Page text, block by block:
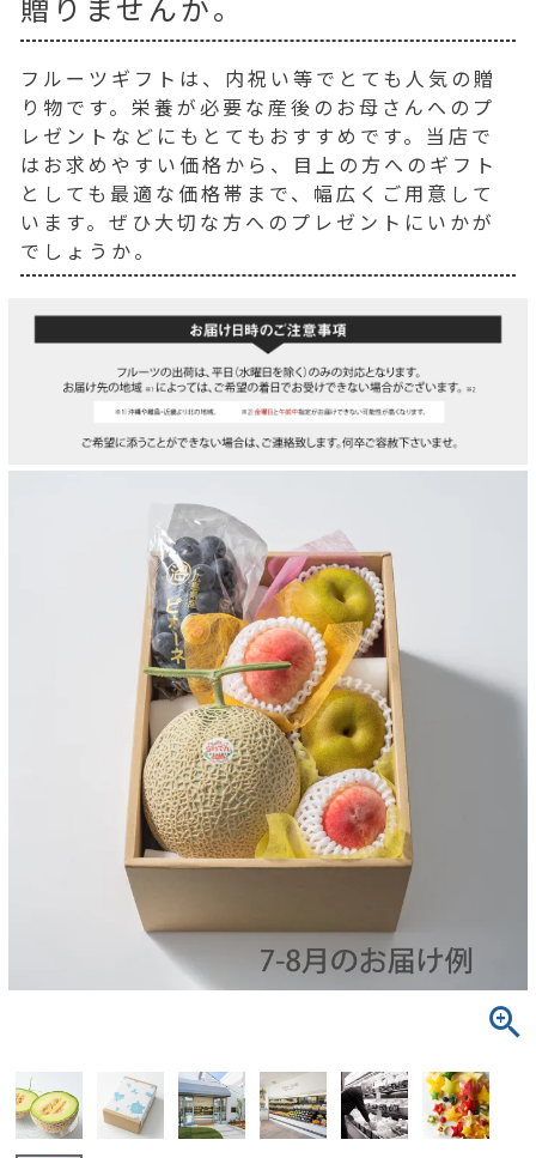
フルーツギフトは、内祝い等でとても人気の贈
り物です。栄養が必要な産後のお母さんへのプ
レゼントなどにもとてもおすすめです。当店で
はお求めやすい価格から、目上の方へのギフト
としても最適な価格帯まで、幅広くご用意して
います。ぜひ大切な方へのプレゼントにいかが
でしょうか。